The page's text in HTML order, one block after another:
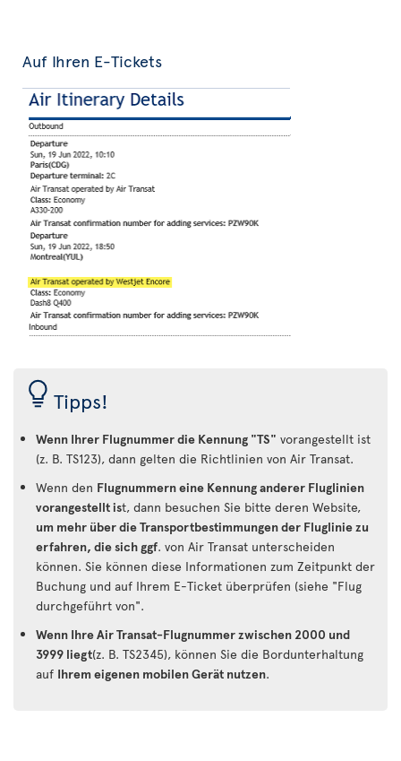
Auf Ihren E-Tickets
Tipps!
Wenn Ihrer Flugnummer die Kennung "TS" vorangestellt ist
(z. B. TS123), dann gelten die Richtlinien von Air Transat.
Wenn den Flugnummern eine Kennung anderer Fluglinien
vorangestellt ist, dann besuchen Sie bitte deren Website,
um mehr über die Transportbestimmungen der Fluglinie zu
erfahren, die sich ggf. von Air Transat unterscheiden
können. Sie können diese Informationen zum Zeitpunkt der
Buchung und auf Ihrem E-Ticket überprüfen (siehe "Flug
durchgeführt von".
Wenn Ihre Air Transat-Flugnummer zwischen 2000 und
3999 liegt(z. B. TS2345), können Sie die Bordunterhaltung
auf Ihrem eigenen mobilen Gerät nutzen.